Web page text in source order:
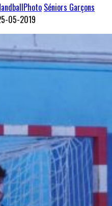
Photo Séniors Garçons
05-2019